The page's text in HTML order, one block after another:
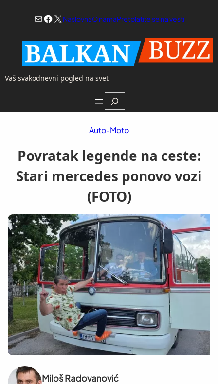
Mail
Facebook
X NaslovnaO namaPretplatite se na vesti
Vaš svakodnevni pogled na svet
Search
Auto-Moto
Povratak legende na ceste:
Stari mercedes ponovo vozi
(FOTO)
Miloš Radovanović